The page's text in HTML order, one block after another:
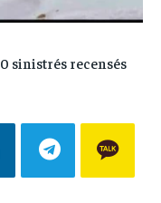
sinistrés recensés